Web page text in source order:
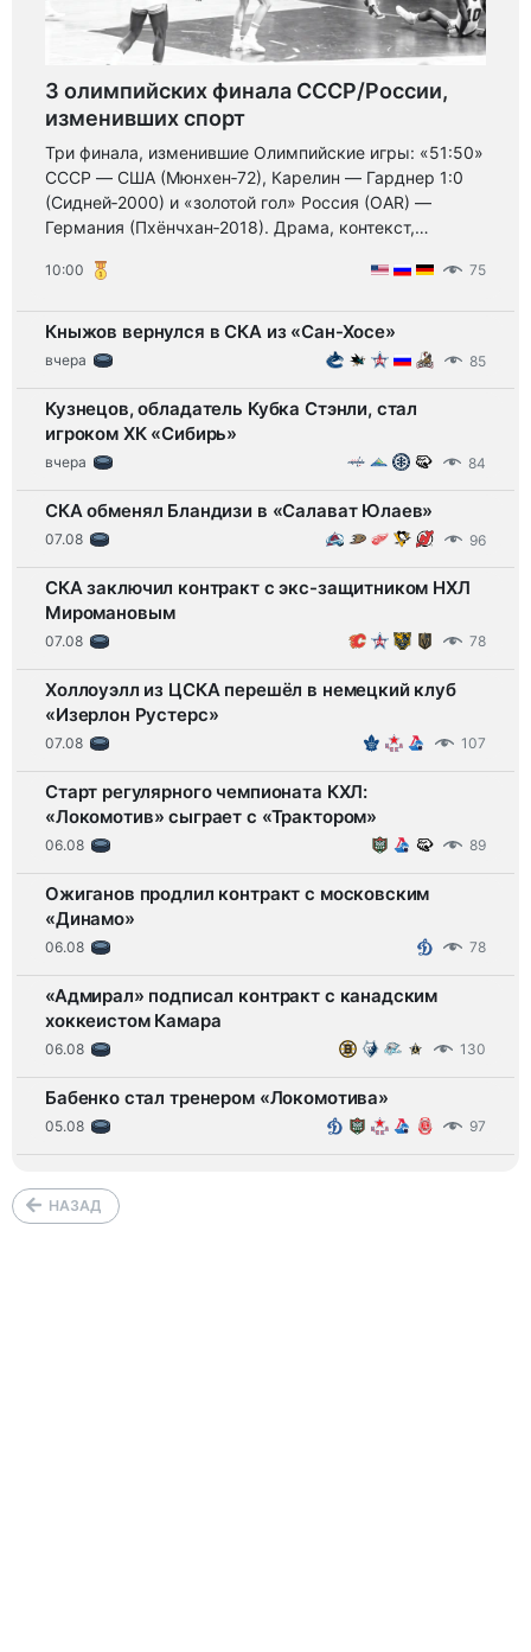
3 олимпийских финала СССР/России,
изменивших спорт
Три финала, изменившие Олимпийские игры: «51:50»
СССР — США (Мюнхен‑72), Карелин — Гарднер 1:0
(Сидней‑2000) и «золотой гол» Россия (OAR) —
Германия (Пхёнчхан‑2018). Драма, контекст,
10:00 75
Кныжов вернулся в СКА из «Сан-Хосе»
вчера 85
Кузнецов, обладатель Кубка Стэнли, стал
игроком ХК «Сибирь»
вчера 84
СКА обменял Бландизи в «Салават Юлаев»
07.08 96
СКА заключил контракт с экс-защитником НХЛ
Миромановым
07.08 78
Холлоуэлл из ЦСКА перешёл в немецкий клуб
«Изерлон Рустерс»
07.08 107
Старт регулярного чемпионата КХЛ:
«Локомотив» сыграет с «Трактором»
06.08 89
Ожиганов продлил контракт с московским
«Динамо»
06.08 78
«Адмирал» подписал контракт с канадским
хоккеистом Камара
06.08 130
Бабенко стал тренером «Локомотива»
05.08 97
НАЗАД